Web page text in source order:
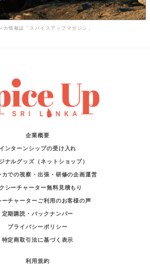
カ情報誌「スパイスアップマガジン」
企業概要
インターンシップの受け入れ
ナルグッズ（ネットショップ）
カでの視察・出張・研修の企画運営
シーチャーター無料見積もり
ーチャーターご利用のお客様の声
定期購読・バックナンバー
プライバシーポリシー
特定商取引法に基づく表示
利用規約